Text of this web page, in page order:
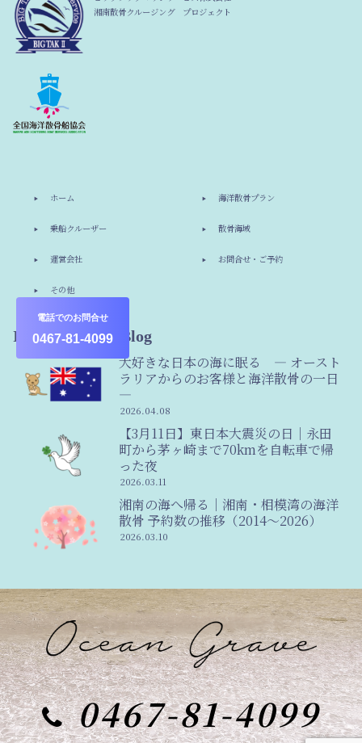
電話でのお問合せ
0467-81-4099
湘南散骨クルージング プロジェクト
ホーム 海洋散骨プラン
乗船クルーザー 散骨海域
運営会社 お問合せ・ご予約
その他
Information & Blog
大好きな日本の海に眠る ― オースト
ラリアからのお客様と海洋散骨の一日
―
2026.04.08
【3月11日】東日本大震災の日｜永田
町から茅ヶ崎まで70kmを自転車で帰
った夜
2026.03.11
湘南の海へ帰る｜湘南・相模湾の海洋
散骨 予約数の推移（2014〜2026）
2026.03.10
0467-81-4099